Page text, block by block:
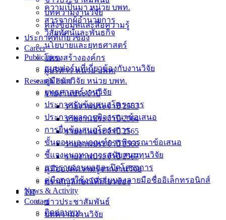
ความเป็นมา หน่วย บพท.
สารจากผู้อำนวยการ
วิสัยทัศน์และพันธกิจ
นโยบายและยุทธศาสตร์
โครงสร้างองค์กร
ผู้บริหาร หน่วย บพท.
Research Fund
ยุทธศาสตร์งานวิจัย
ประกาศรับข้อเสนอโครงการ
ประกาศผลการพิจารณาข้อเสนอ
การยื่นข้อเสนอโครงการ
ขั้นตอนและเกณฑ์การพิจารณาข้อเสนอ
ชี้แจงแนวทางการสนับสนุนทุนวิจัย
การรายงานผลและปิดโครงการ
คู่มือการใช้งานระบบลงลายมือชื่ออิเล็กทรอนิกส์
News & Activity
ข่าวประชาสัมพันธ์
บทความงานวิจัย
บทความงานวิจัย
คลังข้อมูลและสื่อความรู้
ประกาศที่เกี่ยวข้อง
Career
Publication
แบบฟอร์มที่เกี่ยวข้องกับงานวิจัย
คู่มือนักวิจัย หน่วย บพท.
รายงานประจำปี
รายงานประจำปี 2563
รายงานประจำปี 2564
รายงานประจำปี 2565
รายงานประจำปี 2566
รายงานประจำปี 2567
คู่มือองค์ความรู้จากงานวิจัย
ตราสัญลักษณ์ที่เกี่ยวข้อง
TH
Contact
ติดต่อบพท.